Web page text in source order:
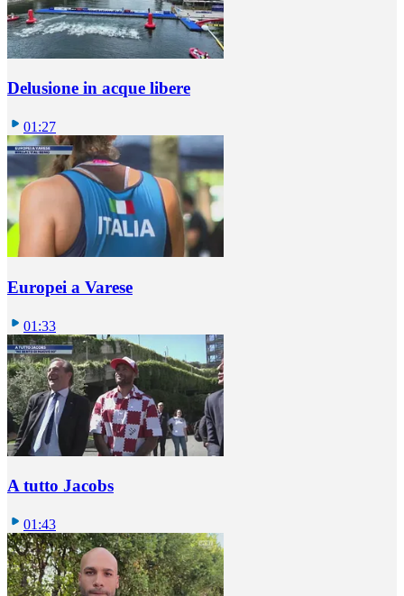
Delusione in acque libere
01:27
Europei a Varese
01:33
A tutto Jacobs
01:43